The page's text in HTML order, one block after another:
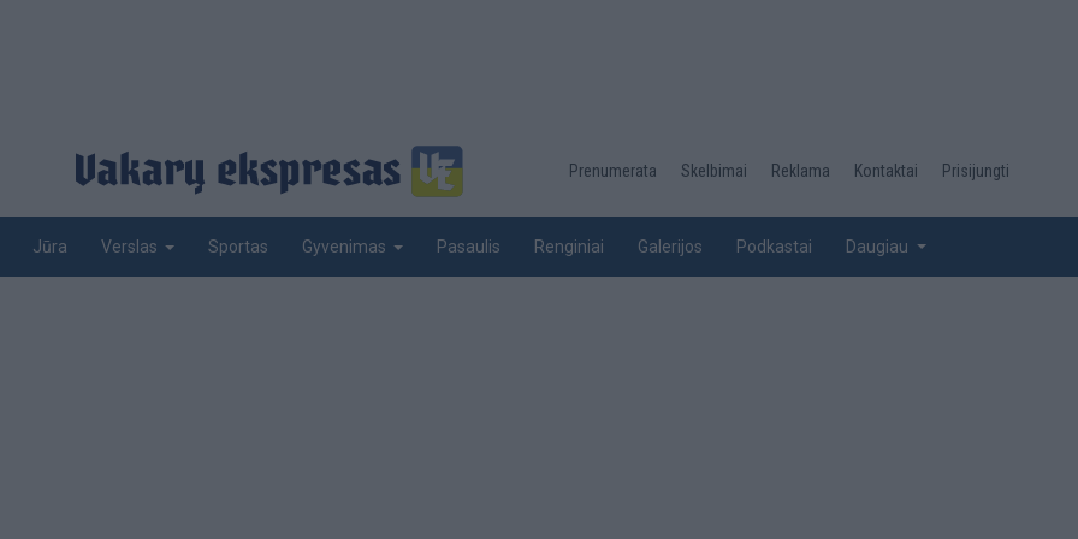
Desktop
top
Prenumerata Skelbimai Reklama Kontaktai Prisijungti
Jūra Verslas Sportas Gyvenimas Pasaulis Renginiai Galerijos Podkastai Daugiau